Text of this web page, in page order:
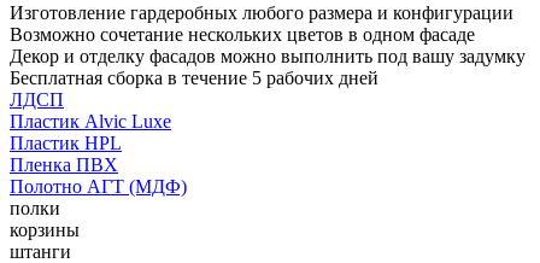
Изготовление гардеробных любого размера и конфигурации
Возможно сочетание нескольких цветов в одном фасаде
Декор и отделку фасадов можно выполнить под вашу задумку
Бесплатная сборка в течение 5 рабочих дней
ЛДСП
Пластик Alvic Luxe
Пластик HPL
Пленка ПВХ
Полотно АГТ (МДФ)
полки
корзины
штанги